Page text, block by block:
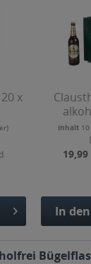
x
Inhalt
In den